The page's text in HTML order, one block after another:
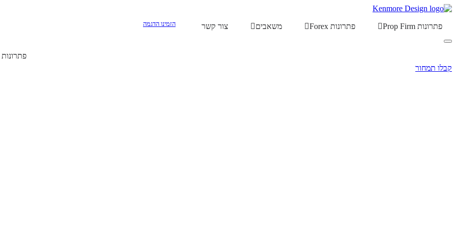
פתרונות Prop Firm פתרונות Forex משאבים צור קשר הזמינו הדגמה
פתרונות Prop Firm
קבלו תמחור